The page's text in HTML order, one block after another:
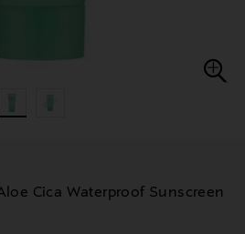
Cica Waterproof Sunscreen